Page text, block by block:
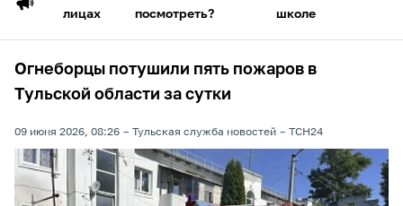
лицах
посмотреть?
школе
Огнеборцы потушили пять пожаров в
Тульской области за сутки
09 июня 2026, 08:26 Тульская служба новостей ТСН24